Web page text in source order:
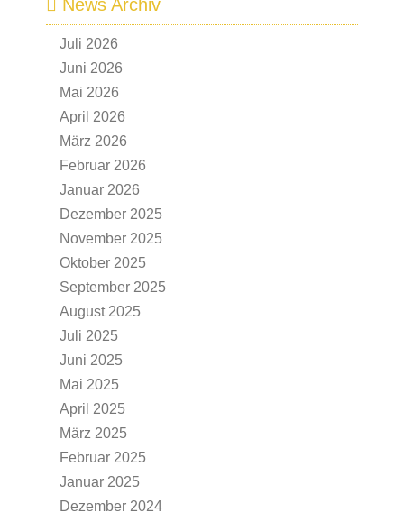
News Archiv
Juli 2026
Juni 2026
Mai 2026
April 2026
März 2026
Februar 2026
Januar 2026
Dezember 2025
November 2025
Oktober 2025
September 2025
August 2025
Juli 2025
Juni 2025
Mai 2025
April 2025
März 2025
Februar 2025
Januar 2025
Dezember 2024